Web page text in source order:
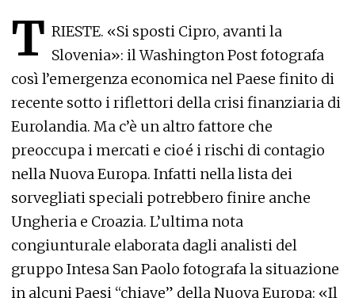
T RIESTE. «Si sposti Cipro, avanti la
Slovenia»: il Washington Post fotografa
così l’emergenza economica nel Paese finito di
recente sotto i riflettori della crisi finanziaria di
Eurolandia. Ma c’è un altro fattore che
preoccupa i mercati e cioé i rischi di contagio
nella Nuova Europa. Infatti nella lista dei
sorvegliati speciali potrebbero finire anche
Ungheria e Croazia. L’ultima nota
congiunturale elaborata dagli analisti del
gruppo Intesa San Paolo fotografa la situazione
in alcuni Paesi “chiave” della Nuova Europa: «Il